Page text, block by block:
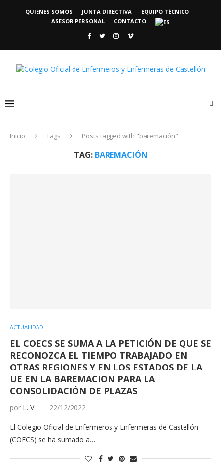
QUIENES SOMOS JUNTA DIRECTIVA
EQUIPO TÉCNICO
ASESOR PERSONAL
CONTACTO
Inicio Tags Posts tagged with "baremación"
TAG: BAREMACIÓN
ACTUALIDAD
EL COECS SE SUMA A LA PETICIÓN DE QUE SE
RECONOZCA EL TIEMPO TRABAJADO EN
OTRAS REGIONES Y EN LOS ESTADOS DE LA
UE EN LA BAREMACION PARA LA
CONSOLIDACIÓN DE PLAZAS
por L. V. 22/12/2022
El Colegio Oficial de Enfermeros y Enfermeras de Castellón
(COECS) se ha sumado a…